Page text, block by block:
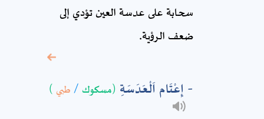
سحابة على عدسة العين تؤدي إلى
ضعف الرؤية.
إِعْتَام اَلْعَدَسَةِ (مسكوك / طبي )
* sign, it means are